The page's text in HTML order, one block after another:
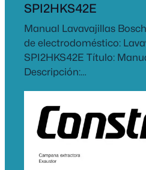
SPI2HKS42E
Manual Lavavajillas
de electrodoméstico:
SPI2HKS42E Título:
Descripción:…